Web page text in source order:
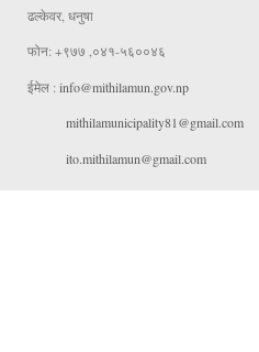
ढल्केवर, धनुषा
फोन: +९७७ ,०४१-५६००४६
ईमेल : info@mithilamun.gov.np
mithilamunicipality81@gmail.com
ito.mithilamun@gmail.com